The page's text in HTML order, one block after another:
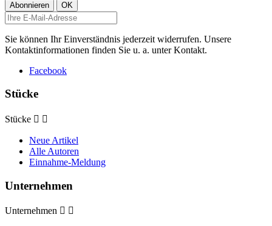
Sie können Ihr Einverständnis jederzeit widerrufen. Unsere
Kontaktinformationen finden Sie u. a. unter Kontakt.
Facebook
Stücke
Stücke  
Neue Artikel
Alle Autoren
Einnahme-Meldung
Unternehmen
Unternehmen  